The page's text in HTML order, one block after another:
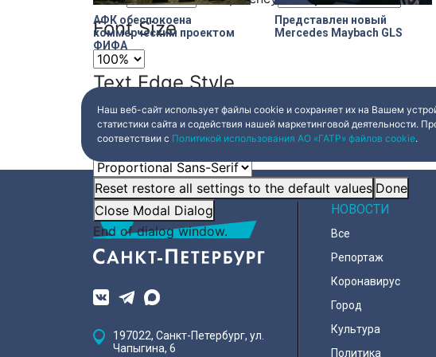
Font Size
Text Edge Style
Font Family
Reset restore all settings to the default values Done
Close Modal Dialog
End of dialog window.
АФК обеспокоена
коммерческим проектом
ФИФА
Представлен новый
Mercedes Maybach GLS
Наш веб-сайт использует файлы cookie и сохраняет их на Вашем
статистики сайта и содействия нашей маркетинговой деятельности.
соответствии с Политикой использования АО «ГАТР» файлов cookie.
197022, Санкт-Петербург, ул.
Чапыгина, 6
НОВОСТИ
Все
Репортаж
Коронавирус
Город
Культура
Политика